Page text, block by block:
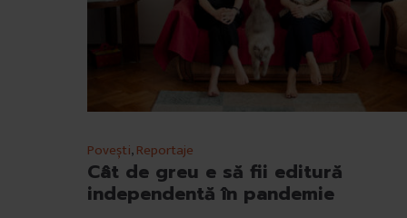
Povești,Reportaje
Cât de greu e să fii editură
independentă în pandemie